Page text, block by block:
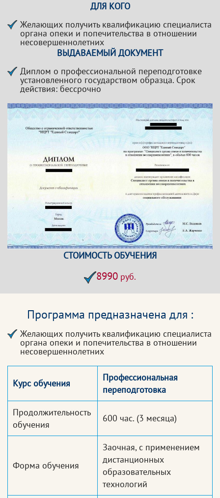
ДЛЯ КОГО
Желающих получить квалификацию специалиста
органа опеки и попечительства в отношении
несовершеннолетних
ВЫДАВАЕМЫЙ ДОКУМЕНТ
Диплом о профессиональной переподготовке
установленного государством образца. Срок
действия: бессрочно
СТОИМОСТЬ ОБУЧЕНИЯ
8990 руб.
Программа предназначена для :
Желающих получить квалификацию специалиста
органа опеки и попечительства в отношении
несовершеннолетних
Курс обучения
Профессиональная
переподготовка
Продолжительность
обучения
600 час. (3 месяца)
Форма обучения
Заочная, с применением
дистанционных
образовательных
технологий